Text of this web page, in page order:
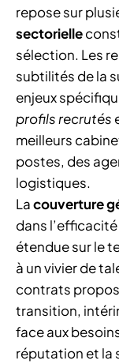
repose sur
sectorielle
sélection. Les
subtilités de la
enjeux
profils recrutés
meilleurs
postes, des
logistiques.
Lacouverture
dans
étendue sur le
à un vivier de
contrats
transition,
face aux
réputation et la